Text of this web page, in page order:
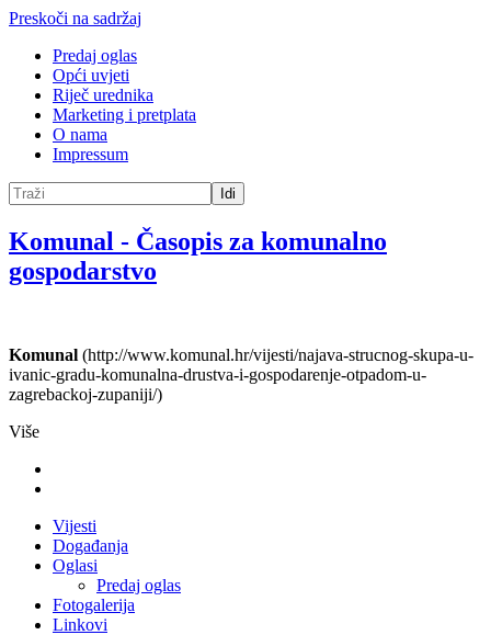
Preskoči na sadržaj
Predaj oglas
Opći uvjeti
Riječ urednika
Marketing i pretplata
O nama
Impressum
Idi
Komunal - Časopis za komunalno
gospodarstvo
Komunal (http://www.komunal.hr/vijesti/najava-strucnog-skupa-u-
ivanic-gradu-komunalna-drustva-i-gospodarenje-otpadom-u-
zagrebackoj-zupaniji/)
Više
Vijesti
Događanja
Oglasi
Predaj oglas
Fotogalerija
Linkovi